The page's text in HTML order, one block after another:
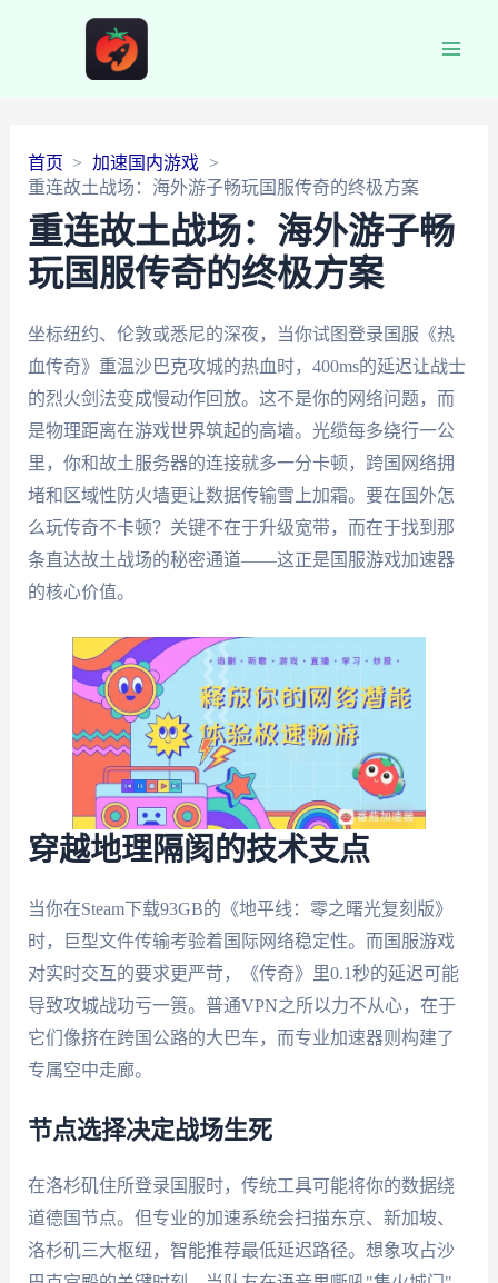
首页
加速国内游戏
重连故土战场：海外游子畅玩国服传奇的终极方案
重连故土战场：海外游子畅
玩国服传奇的终极方案
坐标纽约、伦敦或悉尼的深夜，当你试图登录国服《热
血传奇》重温沙巴克攻城的热血时，400ms的延迟让战士
的烈火剑法变成慢动作回放。这不是你的网络问题，而
是物理距离在游戏世界筑起的高墙。光缆每多绕行一公
里，你和故土服务器的连接就多一分卡顿，跨国网络拥
堵和区域性防火墙更让数据传输雪上加霜。要在国外怎
么玩传奇不卡顿？关键不在于升级宽带，而在于找到那
条直达故土战场的秘密通道——这正是国服游戏加速器
的核心价值。
穿越地理隔阂的技术支点
当你在Steam下载93GB的《地平线：零之曙光复刻版》
时，巨型文件传输考验着国际网络稳定性。而国服游戏
对实时交互的要求更严苛，《传奇》里0.1秒的延迟可能
导致攻城战功亏一篑。普通VPN之所以力不从心，在于
它们像挤在跨国公路的大巴车，而专业加速器则构建了
专属空中走廊。
节点选择决定战场生死
在洛杉矶住所登录国服时，传统工具可能将你的数据绕
道德国节点。但专业的加速系统会扫描东京、新加坡、
洛杉矶三大枢纽，智能推荐最低延迟路径。想象攻占沙